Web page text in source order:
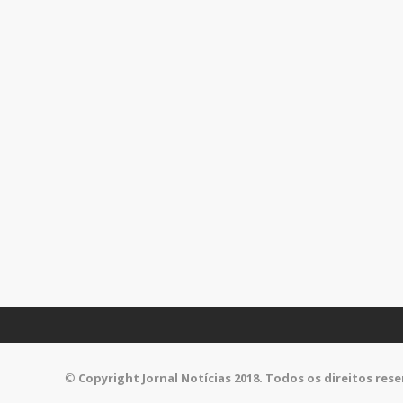
© Copyright Jornal Notícias 2018. Todos os direitos